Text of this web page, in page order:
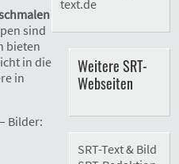
sind
bieten
in die
in
Bilder:
text.de
Weitere SRT-
Webseiten
SRT-Text & Bild